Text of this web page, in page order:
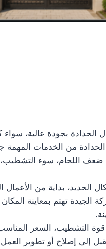
إلى جهة متخصصة تقدم أعمال الحدادة
من الخدمات المهمة
ضعف اللحام، سوء
الحديد، بداية من
الجيدة تهتم بمعاينة
قوة التشطيب، السعر
إلى إصلاح أو تطوير العمل